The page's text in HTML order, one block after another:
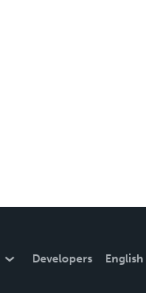
Developers English